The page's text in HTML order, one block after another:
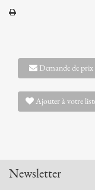
Demande de prix
Ajouter à votre
Newsletter